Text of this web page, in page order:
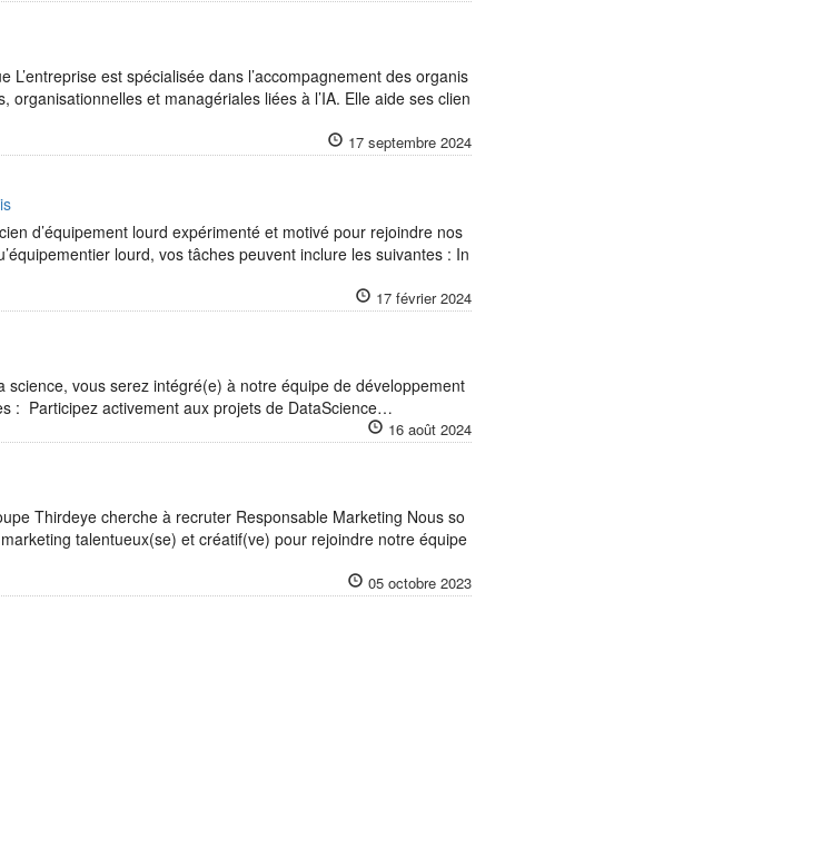
L’entreprise est spécialisée dans l’accompagnement des organis
et managériales liées à l’IA. Elle aide ses clien
17 septembre 2024
d’équipement lourd expérimenté et motivé pour rejoindre nos
lourd, vos tâches peuvent inclure les suivantes : In
17 février 2024
vous serez intégré(e) à notre équipe de développement
: Participez activement aux projets de DataScience…
16 août 2024
Thirdeye cherche à recruter Responsable Marketing Nous so
talentueux(se) et créatif(ve) pour rejoindre notre équipe
05 octobre 2023